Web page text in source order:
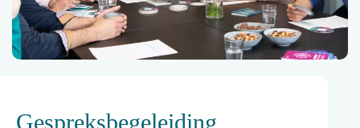
Gespreksbegeleiding